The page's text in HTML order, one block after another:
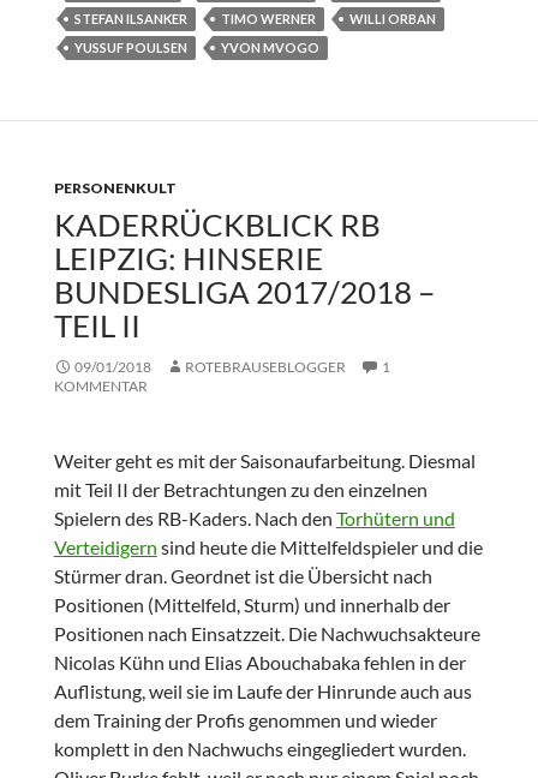
STEFAN ILSANKER
TIMO WERNER
WILLI ORBAN
YUSSUF POULSEN
YVON MVOGO
PERSONENKULT
KADERRÜCKBLICK RB
LEIPZIG: HINSERIE
BUNDESLIGA 2017/2018 –
TEIL II
09/01/2018 ROTEBRAUSEBLOGGER
1
KOMMENTAR
Weiter geht es mit der Saisonaufarbeitung. Diesmal
mit Teil II der Betrachtungen zu den einzelnen
Spielern des RB-Kaders. Nach den Torhütern und
Verteidigern sind heute die Mittelfeldspieler und die
Stürmer dran. Geordnet ist die Übersicht nach
Positionen (Mittelfeld, Sturm) und innerhalb der
Positionen nach Einsatzzeit. Die Nachwuchsakteure
Nicolas Kühn und Elias Abouchabaka fehlen in der
Auflistung, weil sie im Laufe der Hinrunde auch aus
dem Training der Profis genommen und wieder
komplett in den Nachwuchs eingegliedert wurden.